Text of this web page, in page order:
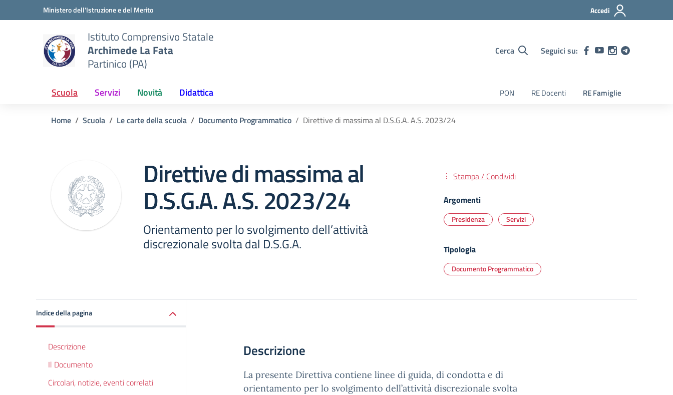
Vai ai contenuti
Vai al menu di navigazioneMinistero dell'Istruzione e del Merito Accedi
Istituto Comprensivo Statale
Archimede La Fata
Partinico (PA)
Cerca Seguici su:
Scuola Servizi Novità Didattica PON RE Docenti RE Famiglie
Home Scuola Le carte della scuola Documento Programmatico Direttive di massima al D.S.G.A. A.S. 2023/24
Direttive di massima al
D.S.G.A. A.S. 2023/24
Orientamento per lo svolgimento dell’attività
discrezionale svolta dal D.S.G.A.
Stampa / Condividi
Argomenti
Presidenza Servizi
Tipologia
Documento Programmatico
Indice della pagina
Descrizione
Il Documento
Circolari, notizie, eventi correlati
Descrizione
La presente Direttiva contiene linee di guida, di condotta e di
orientamento per lo svolgimento dell’attività discrezionale svolta